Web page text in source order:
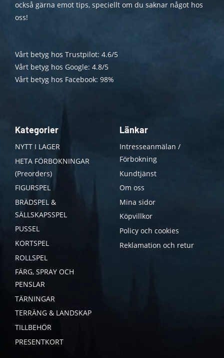
också gärna emot tips, speciellt om du saknar något hos
oss!
Vårt betyg hos Trustpilot: 4.6/5
Vårt betyg hos Google: 4.8/5
Vårt betyg hos Facebook: 98%
Kategorier
NYTT I LAGER
HETA FÖRBOKNINGAR
(Preorders)
FIGURSPEL
BRÄDSPEL &
SÄLLSKAPSSPEL
PUSSEL
KORTSPEL
ROLLSPEL
FÄRG, SPRAY OCH
PENSLAR
TÄRNINGAR
TERRÄNG & LANDSKAP
TILLBEHÖR
PRESENTKORT
Länkar
Intresseanmälan /
Förbokning
Kundtjänst
Om oss
Mina sidor
Köpvillkor
Policy och cookies
Reklamation och retur